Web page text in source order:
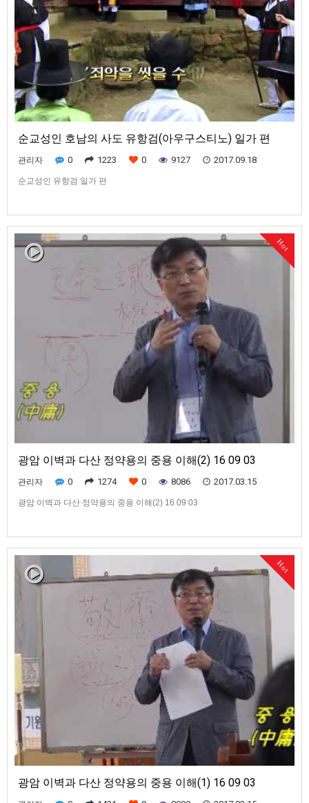
순교성인 호남의 사도 유항검(아우구스티노) 일가 편
관리자 0 1223 0 9127 2017.09.18
순교성인 유항검 일가 편
Hot
광암 이벽과 다산 정약용의 중용 이해(2) 16 09 03
관리자 0 1274 0 8086 2017.03.15
광암 이벽과 다산 정약용의 중용 이해(2) 16 09 03
Hot
광암 이벽과 다산 정약용의 중용 이해(1) 16 09 03